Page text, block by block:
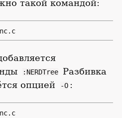
такой командой:
:NERDTree
Разбивка
опцией
-O :